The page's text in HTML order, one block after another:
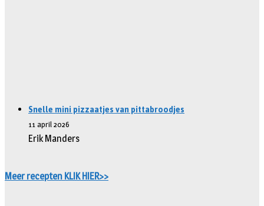
Snelle mini pizzaatjes van pittabroodjes
11 april 2026
Erik Manders
Meer recepten KLIK HIER>>